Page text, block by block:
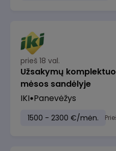
prieš 18 val.
Užsakymų
mėsos sandėlyje
IKI Panevėžys
1500 - 2300 €/mėn.